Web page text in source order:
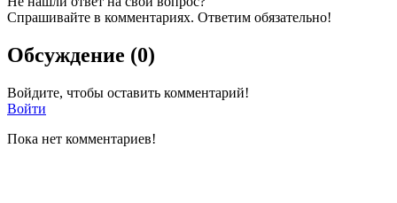
Спрашивайте в комментариях. Ответим обязательно!
Обсуждение (0)
Войдите, чтобы оставить комментарий!
Войти
Пока нет комментариев!